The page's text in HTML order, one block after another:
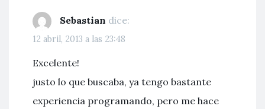
Sebastian dice:
12 abril, 2013 a las 23:48
Excelente!
justo lo que buscaba, ya tengo bastante
experiencia programando, pero me hace